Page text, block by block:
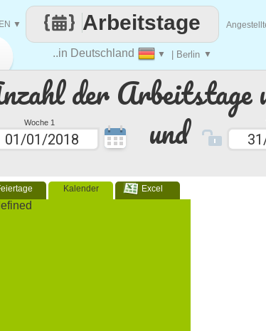
der Arbeitstage
Woche 1 und
Kalender Excel
..in Deutschland ▼ | Berlin ▼
Arbeitstage
EN ▼